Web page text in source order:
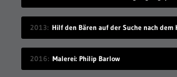
2013
2016 Malerei: Philip Barlow